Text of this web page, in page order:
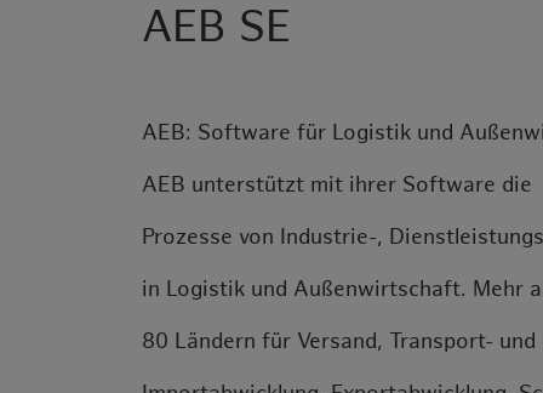
AEB SE
AEB: Software für Logistik und
AEB unterstützt mit ihrer Software die
Prozesse von Industrie-,
in Logistik und Außenwirtschaft. Mehr
80 Ländern für Versand, Transport-